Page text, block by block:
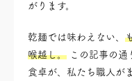
がります。
乾麺では味わえない、
喉越し。 この記事の通
食卓が、私たち職人が